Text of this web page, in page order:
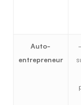
Auto-
entrepreneur